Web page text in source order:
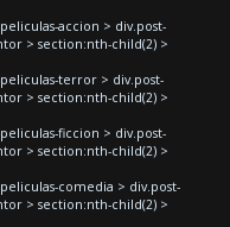
accion > div.post-
> section:nth-child(2) >
terror > div.post-
> section:nth-child(2) >
ficcion > div.post-
> section:nth-child(2) >
comedia > div.post-
> section:nth-child(2) >